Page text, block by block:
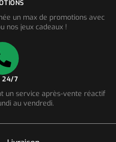
un max de promotions avec
nos jeux cadeaux !
24/7
un service après-vente réactif
au vendredi.